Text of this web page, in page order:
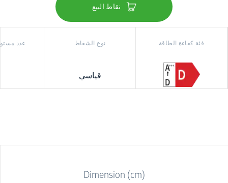
نقاط البيع
فئة كفاءة الطاقة نوع الشفاط
قياسي
عدد
Dimension (cm)